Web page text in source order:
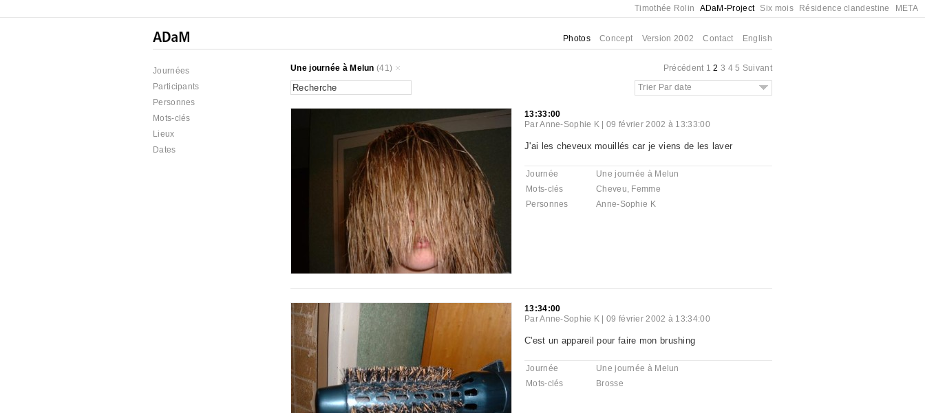
Timothée Rolin ADaM-Project Six mois Résidence clandestine META
Photos Concept Version 2002 Contact English
Journées
Participants
Personnes
Mots-clés
Lieux
Dates
Une journée à Melun (41) Précédent 1 2 3 4 5 Suivant
Trier Par date
13:33:00
ParAnne-Sophie K |09 février 2002 à 13:33:00
J'ai les cheveux mouillés car je viens de les laver
Journée
Une journée à Melun
Mots-clés
Cheveu, Femme
Personnes
Anne-Sophie K
13:34:00
ParAnne-Sophie K |09 février 2002 à 13:34:00
C'est un appareil pour faire mon brushing
Journée
Une journée à Melun
Mots-clés
Brosse